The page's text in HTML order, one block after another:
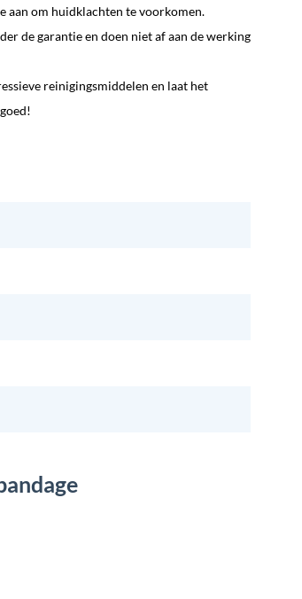
aan om huidklachten te voorkomen.
de garantie en doen niet af aan de werking
reinigingsmiddelen en laat het